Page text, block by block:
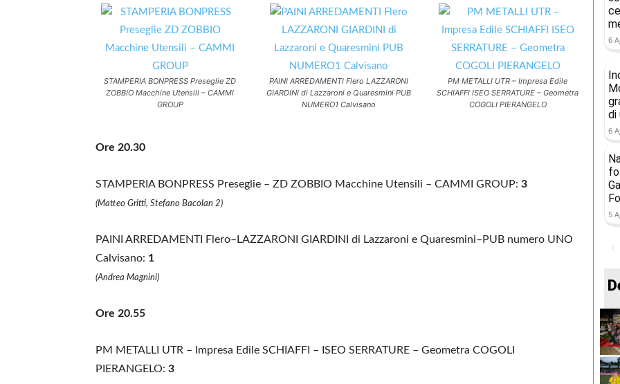
STAMPERIA BONPRESS Preseglie ZD
ZOBBIO Macchine Utensili – CAMMI
GROUP
PAINI ARREDAMENTI Flero LAZZARONI
GIARDINI di Lazzaroni e Quaresmini PUB
NUMERO1 Calvisano
PM METALLI UTR – Impresa Edile
SCHIAFFI ISEO SERRATURE – Geometra
COGOLI PIERANGELO
Ore 20.30
STAMPERIA BONPRESS Preseglie – ZD ZOBBIO Macchine Utensili – CAMMI GROUP: 3
(Matteo Gritti, Stefano Bacolan 2)
PAINI ARREDAMENTI Flero–LAZZARONI GIARDINI di Lazzaroni e Quaresmini–PUB numero UNO
Calvisano: 1
(Andrea Magnini)
Ore 20.55
PM METALLI UTR – Impresa Edile SCHIAFFI – ISEO SERRATURE – Geometra COGOLI
PIERANGELO: 3
6
di
6
5